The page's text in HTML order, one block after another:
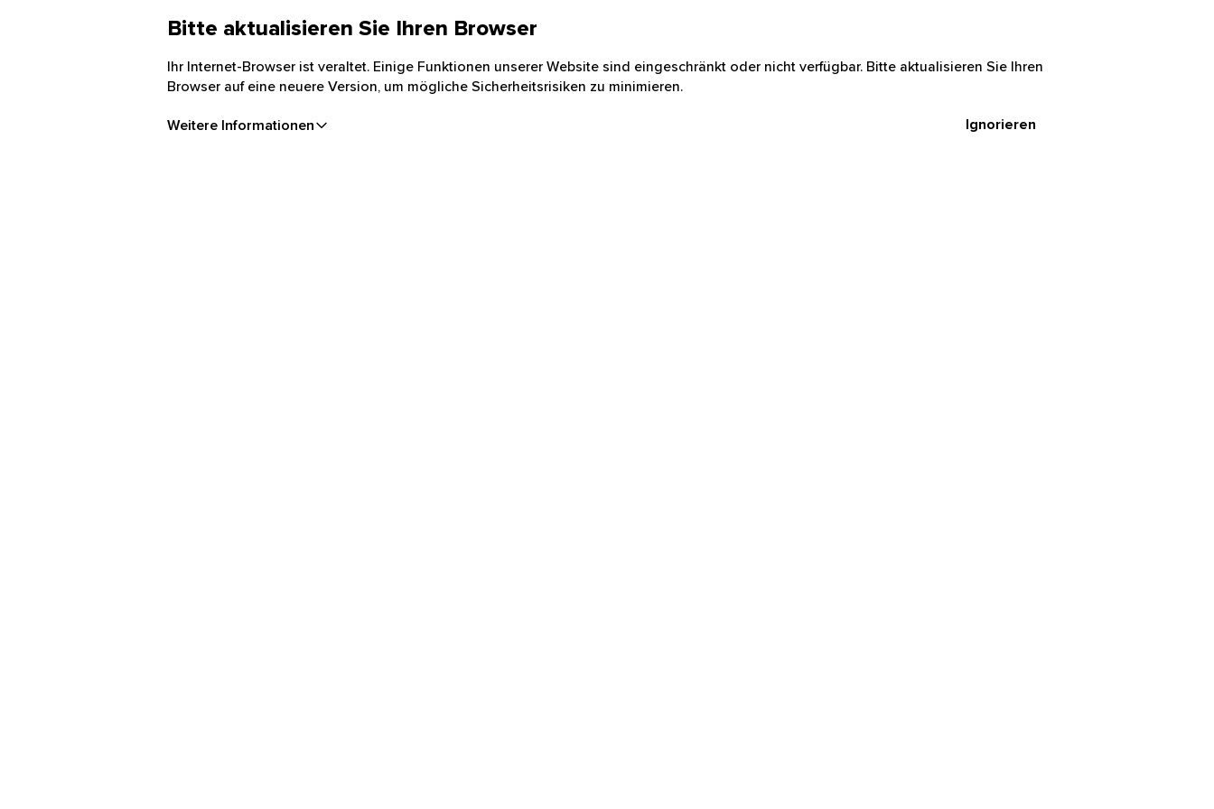
Bitte aktualisieren Sie Ihren Browser
Ihr Internet-Browser ist veraltet. Einige Funktionen unserer Website sind eingeschränkt oder nicht verfügbar. Bitte aktualisieren Sie Ihren
Browser auf eine neuere Version, um mögliche Sicherheitsrisiken zu minimieren.
Weitere Informationen Ignorieren